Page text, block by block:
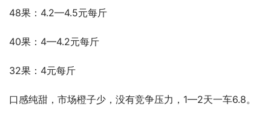
48果：4.2—4.5元每斤
40果：4—4.2元每斤
32果：4元每斤
口感纯甜，市场橙子少，没有竞争压力，1—2天一车6.8。